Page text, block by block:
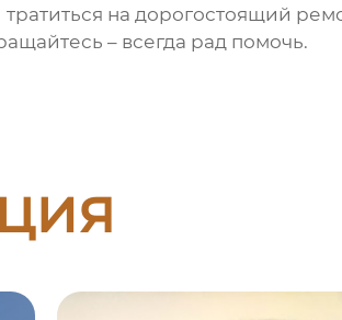
на дорогостоящий
– всегда рад помочь.